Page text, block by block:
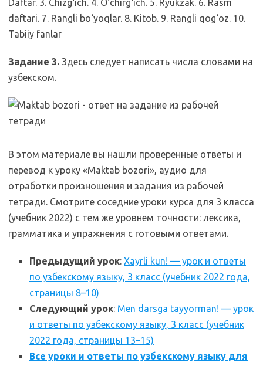
Daftar. 3. Chizg‘ich. 4. O‘chirg‘ich. 5. Ryukzak. 6. Rasm
daftari. 7. Rangli bo‘yoqlar. 8. Kitob. 9. Rangli qog‘oz. 10.
Tabiiy fanlar
Задание 3. Здесь следует написать числа словами на
узбекском.
В этом материале вы нашли проверенные ответы и
перевод к уроку «Maktab bozori», аудио для
отработки произношения и задания из рабочей
тетради. Смотрите соседние уроки курса для 3 класса
(учебник 2022) с тем же уровнем точности: лексика,
грамматика и упражнения с готовыми ответами.
Предыдущий урок: Xayrli kun! — урок и ответы
по узбекскому языку, 3 класс (учебник 2022 года,
страницы 8–10)
Следующий урок: Men darsga tayyorman! — урок
и ответы по узбекскому языку, 3 класс (учебник
2022 года, страницы 13–15)
Все уроки и ответы по узбекскому языку для